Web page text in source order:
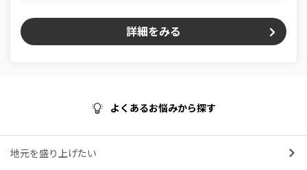
詳細をみる
よくあるお悩みから探す
地元を盛り上げたい